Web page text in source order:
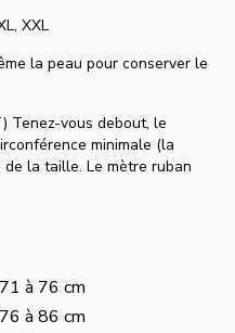
XXL
la peau pour conserver le
Tenez-vous debout, le
minimale (la
la taille. Le mètre ruban
à 76 cm
à 86 cm